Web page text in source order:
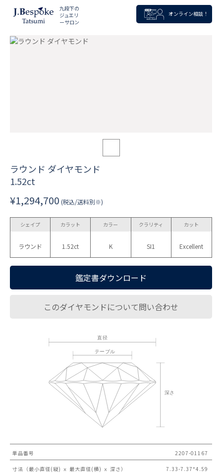
九段下の
ジュエリ
ーサロン
オンライン相談！
ラウンド ダイヤモンド
1.52ct
¥1,294,700 (税込/送料別※)
シェイプ
ラウンド
カラット
1.52ct
カラー
K
クラリティ
SI1
カット
Excellent
鑑定書ダウンロード
このダイヤモンドについて問い合わせ
単品番号 2207-01167
寸法（最小直径(縦) ｘ 最大直径(横) ｘ 深さ） 7.33-7.37*4.59